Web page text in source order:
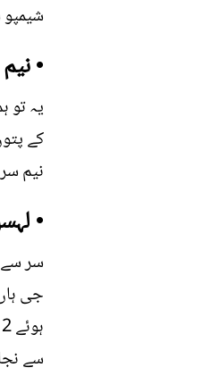
• نیم
یہ تو
کے
نیم
•
سر سے
جی
سے